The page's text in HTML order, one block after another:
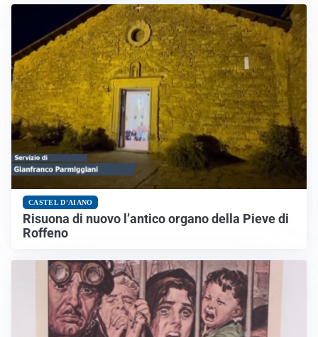
CASTEL D'AIANO
Risuona di nuovo l’antico organo della Pieve di
Roffeno